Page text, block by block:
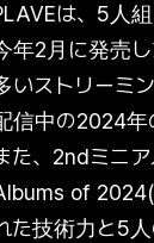
は、5人
年2月に発売し
いストリーミ
信中の2024年
た、2ndミニ
of
た技術力と5